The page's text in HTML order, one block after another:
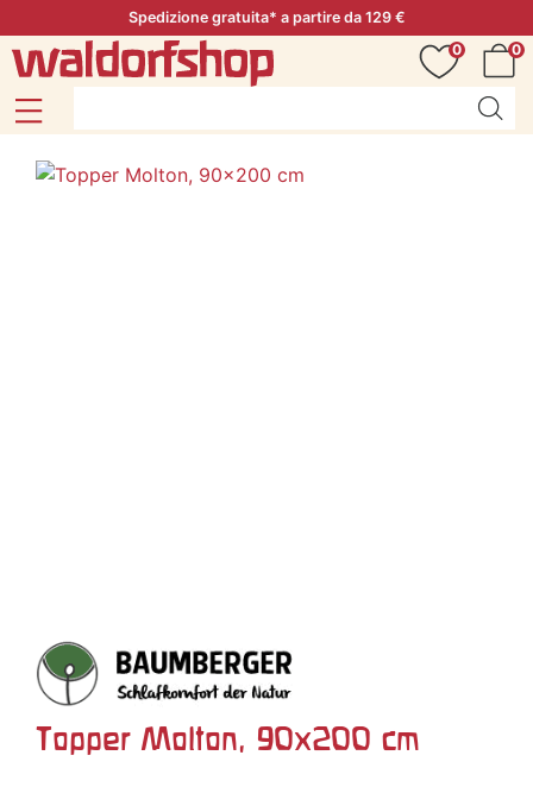
Spedizione gratuita* a partire da 129 €
0
0
Topper Molton, 90x200 cm